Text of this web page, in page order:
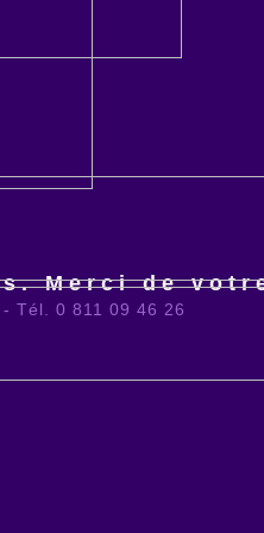
Merci de
Tél. 0 811 09 46 26